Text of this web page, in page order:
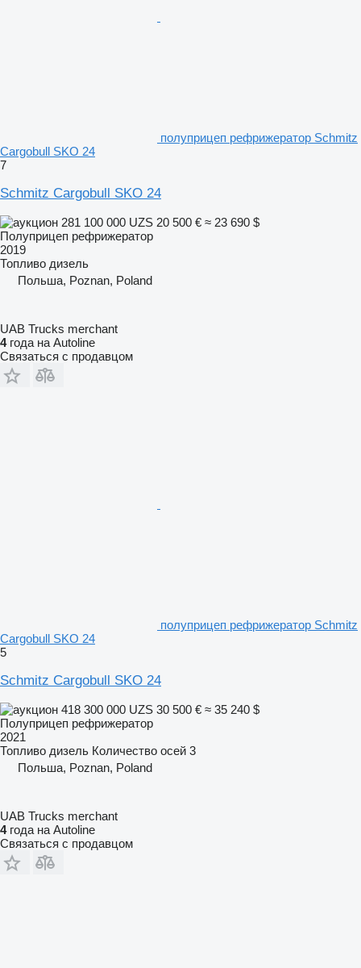
полуприцеп рефрижератор Schmitz
Cargobull SKO 24
7
Schmitz Cargobull SKO 24
281 100 000 UZS 20 500 € ≈ 23 690 $
Полуприцеп рефрижератор
2019
Топливо дизель
Польша, Poznan, Poland
UAB Trucks merchant
4года на Autoline
Связаться с продавцом
полуприцеп рефрижератор Schmitz
Cargobull SKO 24
5
Schmitz Cargobull SKO 24
418 300 000 UZS 30 500 € ≈ 35 240 $
Полуприцеп рефрижератор
2021
Топливо дизель Количество осей 3
Польша, Poznan, Poland
UAB Trucks merchant
4года на Autoline
Связаться с продавцом